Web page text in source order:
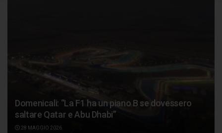
Domenicali: “La F1 ha un piano B se dovessero
saltare Qatar e Abu Dhabi”
28 MAGGIO 2026